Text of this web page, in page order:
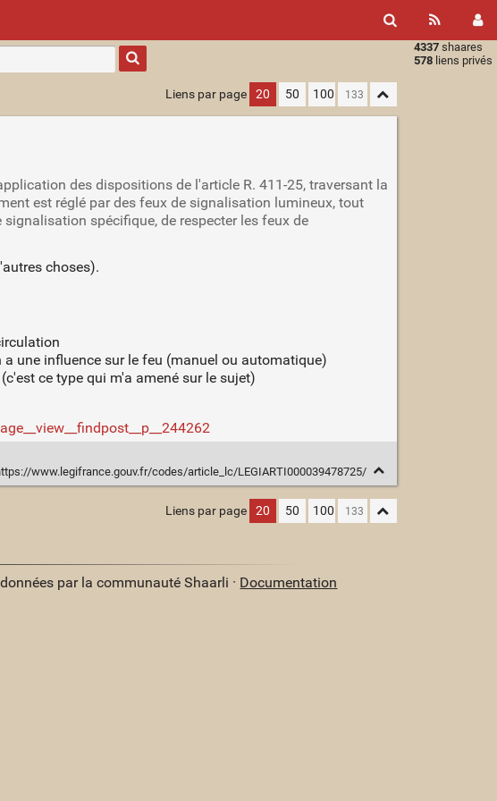
4337 shaares
578 liens privés
Type 1 or
more
characters
results.
Liens par page 20 50 100
des dispositions de l'article R. 411-25, traversant la
est réglé par des feux de signalisation lumineux, tout
spécifique, de respecter les feux de
choses).
a une influence sur le feu (manuel ou automatique)
ce type qui m'a amené sur le sujet)
www.legifrance.gouv.fr/codes/article_lc/LEGIARTI000039478725/
Liens par page 20 50 100
par la communauté Shaarli · Documentation